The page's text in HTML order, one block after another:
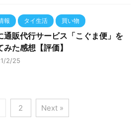
報 タイ生活 買い物
通販代行サービス「こぐま便」を
みた感想【評価】
2/25
2 Next »